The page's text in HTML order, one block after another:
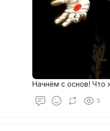
Начнём с основ! Что
5